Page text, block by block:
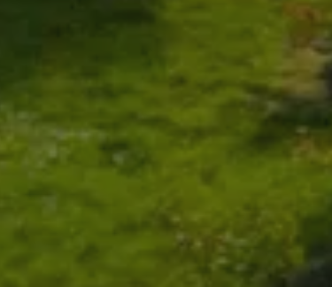
woocommerce_cart_hash
wp_woocommerce_session_[abcdef0123456789]
Googles personvernregler